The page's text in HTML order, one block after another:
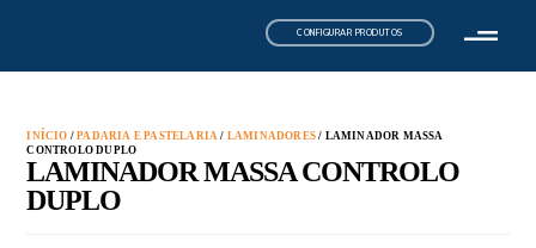
CONFIGURAR PRODUTOS
INÍCIO /PADARIA E PASTELARIA / LAMINADORES / LAMINADOR MASSA
CONTROLO DUPLO
LAMINADOR MASSA CONTROLO
DUPLO